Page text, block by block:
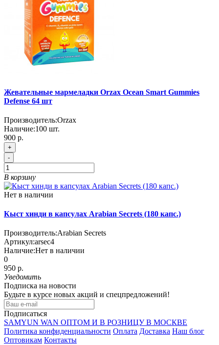
Жевательные мармеладки Orzax Ocean Smart Gummies
Defense 64 шт
Производитель:Orzax
Наличие:100 шт.
900 р.
+
-
В корзину
Нет в наличии
Кыст хинди в капсулах Arabian Secrets (180 капс.)
Производитель:Arabian Secrets
Артикул:arsec4
Наличие:Нет в наличии
0
950 р.
Уведомить
Подписка на новости
Будьте в курсе новых акций и спецпредложений!
Подписаться
SAMYUN WAN ОПТОМ И В РОЗНИЦУ В МОСКВЕ
Политика конфиденциальности Оплата Доставка Наш блог
Оптовикам Контакты